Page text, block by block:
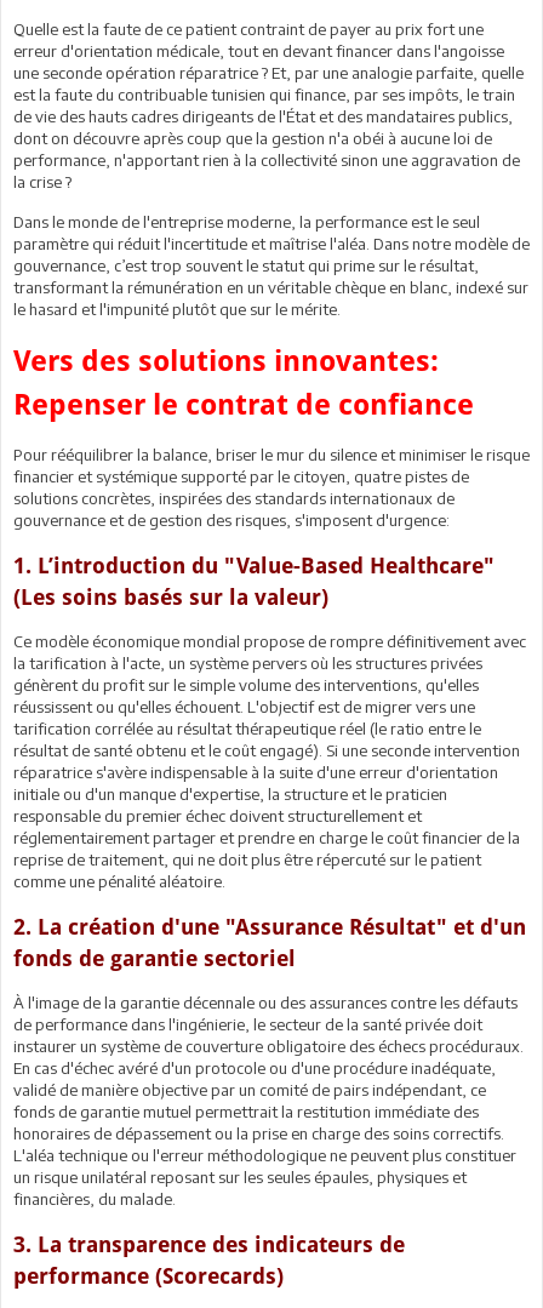
Quelle est la faute de ce patient contraint de payer au prix fort une
erreur d'orientation médicale, tout en devant financer dans l'angoisse
une seconde opération réparatrice ? Et, par une analogie parfaite, quelle
est la faute du contribuable tunisien qui finance, par ses impôts, le train
de vie des hauts cadres dirigeants de l'État et des mandataires publics,
dont on découvre après coup que la gestion n'a obéi à aucune loi de
performance, n'apportant rien à la collectivité sinon une aggravation de
la crise ?
Dans le monde de l'entreprise moderne, la performance est le seul
paramètre qui réduit l'incertitude et maîtrise l'aléa. Dans notre modèle de
gouvernance, c’est trop souvent le statut qui prime sur le résultat,
transformant la rémunération en un véritable chèque en blanc, indexé sur
le hasard et l'impunité plutôt que sur le mérite.
Vers des solutions innovantes:
Repenser le contrat de confiance
Pour rééquilibrer la balance, briser le mur du silence et minimiser le risque
financier et systémique supporté par le citoyen, quatre pistes de
solutions concrètes, inspirées des standards internationaux de
gouvernance et de gestion des risques, s'imposent d'urgence:
1. L’introduction du "Value-Based Healthcare"
(Les soins basés sur la valeur)
Ce modèle économique mondial propose de rompre définitivement avec
la tarification à l'acte, un système pervers où les structures privées
génèrent du profit sur le simple volume des interventions, qu'elles
réussissent ou qu'elles échouent. L'objectif est de migrer vers une
tarification corrélée au résultat thérapeutique réel (le ratio entre le
résultat de santé obtenu et le coût engagé). Si une seconde intervention
réparatrice s'avère indispensable à la suite d'une erreur d'orientation
initiale ou d'un manque d'expertise, la structure et le praticien
responsable du premier échec doivent structurellement et
réglementairement partager et prendre en charge le coût financier de la
reprise de traitement, qui ne doit plus être répercuté sur le patient
comme une pénalité aléatoire.
2. La création d'une "Assurance Résultat" et d'un
fonds de garantie sectoriel
À l'image de la garantie décennale ou des assurances contre les défauts
de performance dans l'ingénierie, le secteur de la santé privée doit
instaurer un système de couverture obligatoire des échecs procéduraux.
En cas d'échec avéré d'un protocole ou d'une procédure inadéquate,
validé de manière objective par un comité de pairs indépendant, ce
fonds de garantie mutuel permettrait la restitution immédiate des
honoraires de dépassement ou la prise en charge des soins correctifs.
L'aléa technique ou l'erreur méthodologique ne peuvent plus constituer
un risque unilatéral reposant sur les seules épaules, physiques et
financières, du malade.
3. La transparence des indicateurs de
performance (Scorecards)